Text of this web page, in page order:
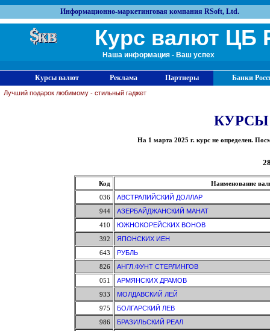
Информационно-маркетинговая компания RSoft, Ltd.
Курс валют ЦБ
Наша информация - Ваш успех
Курсы валют Реклама Партнеры Банки
Лучший подарок любимому - стильный гаджет
На 1 марта 2025 г. курс не определен.
Код
Наименование
036
АВСТРАЛИЙСКИЙ ДОЛЛАР
944
АЗЕРБАЙДЖАНСКИЙ МАНАТ
410
ЮЖНОКОРЕЙСКИХ ВОНОВ
392
ЯПОНСКИХ ИЕН
643
РУБЛЬ
826
АНГЛ.ФУНТ СТЕРЛИНГОВ
051
АРМЯНСКИХ ДРАМОВ
933
МОЛДАВСКИЙ ЛЕЙ
975
БОЛГАРСКИЙ ЛЕВ
986
БРАЗИЛЬСКИЙ РЕАЛ